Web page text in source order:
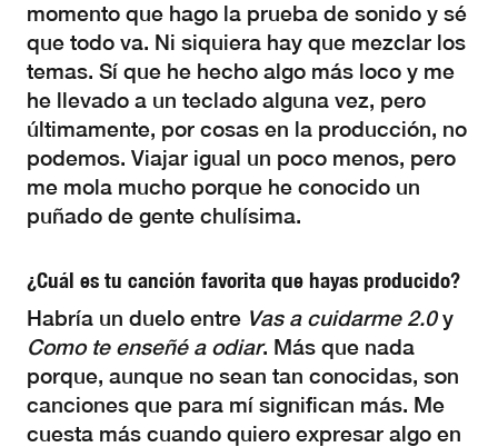
momento que hago la prueba de sonido y sé
que todo va. Ni siquiera hay que mezclar los
temas. Sí que he hecho algo más loco y me
he llevado a un teclado alguna vez, pero
últimamente, por cosas en la producción, no
podemos. Viajar igual un poco menos, pero
me mola mucho porque he conocido un
puñado de gente chulísima.
¿Cuál es tu canción favorita que hayas producido?
Habría un duelo entre Vas a cuidarme 2.0y
Como te enseñé a odiar. Más que nada
porque, aunque no sean tan conocidas, son
canciones que para mí significan más. Me
cuesta más cuando quiero expresar algo en